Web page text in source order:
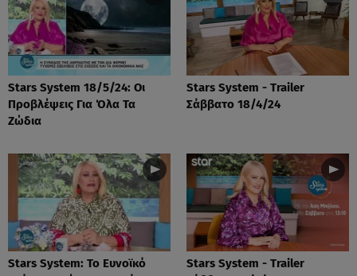
Stars System 18/5/24: Οι
Προβλέψεις Για Όλα Τα
Ζώδια
Stars System - Trailer
Σάββατο 18/4/24
Stars System: Το Ευνοϊκό
Stars System - Trailer